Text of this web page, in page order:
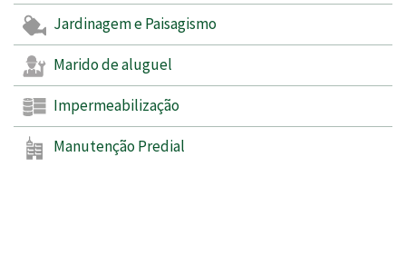
Jardinagem e Paisagismo
Marido de aluguel
Impermeabilização
Manutenção Predial